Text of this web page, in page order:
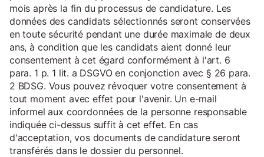
mois après la fin du processus de candidature. Les
données des candidats sélectionnés seront conservées
en toute sécurité pendant une durée maximale de deux
ans, à condition que les candidats aient donné leur
consentement à cet égard conformément à l'art. 6
para. 1 p. 1 lit. a DSGVO en conjonction avec § 26 para.
2 BDSG. Vous pouvez révoquer votre consentement à
tout moment avec effet pour l'avenir. Un e-mail
informel aux coordonnées de la personne responsable
indiquée ci-dessus suffit à cet effet. En cas
d'acceptation, vos documents de candidature seront
transférés dans le dossier du personnel.